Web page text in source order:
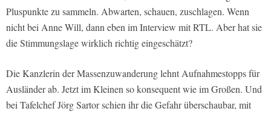
Pluspunkte zu sammeln. Abwarten, schauen, zuschlagen. Wenn
nicht bei Anne Will, dann eben im Interview mit RTL. Aber hat sie
die Stimmungslage wirklich richtig eingeschätzt?
Die Kanzlerin der Massenzuwanderung lehnt Aufnahmestopps für
Ausländer ab. Jetzt im Kleinen so konsequent wie im Großen. Und
bei Tafelchef Jörg Sartor schien ihr die Gefahr überschaubar, mit